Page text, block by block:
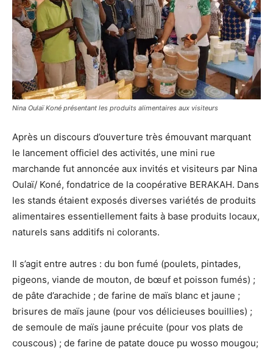
Nina Oulaï Koné présentant les produits alimentaires aux visiteurs
Après un discours d’ouverture très émouvant marquant
le lancement officiel des activités, une mini rue
marchande fut annoncée aux invités et visiteurs par Nina
Oulaï/ Koné, fondatrice de la coopérative BERAKAH. Dans
les stands étaient exposés diverses variétés de produits
alimentaires essentiellement faits à base produits locaux,
naturels sans additifs ni colorants.
Il s’agit entre autres : du bon fumé (poulets, pintades,
pigeons, viande de mouton, de bœuf et poisson fumés) ;
de pâte d’arachide ; de farine de maïs blanc et jaune ;
brisures de maïs jaune (pour vos délicieuses bouillies) ;
de semoule de maïs jaune précuite (pour vos plats de
couscous) ; de farine de patate douce pu wosso mougou;